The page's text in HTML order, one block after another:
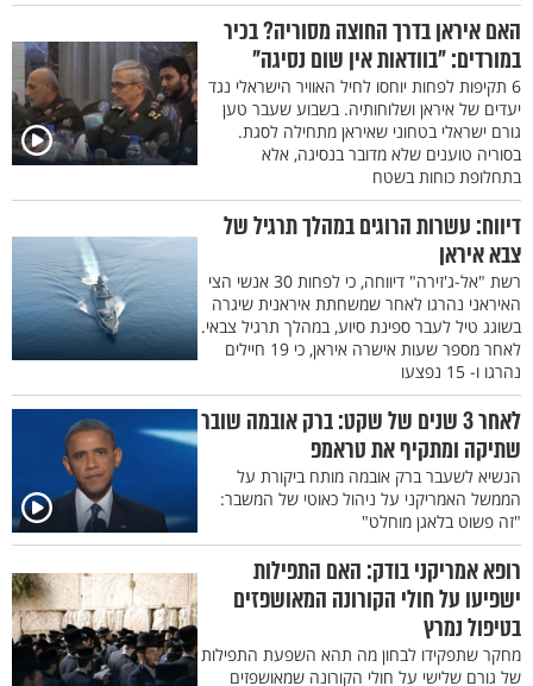
האם איראן בדרך החוצה מסוריה? בכיר
במורדים: "בוודאות אין שום נסיגה"
6 תקיפות לפחות יוחסו לחיל האוויר הישראלי נגד
יעדים של איראן ושלוחותיה. בשבוע שעבר טען
גורם ישראלי בטחוני שאיראן מתחילה לסגת.
בסוריה טוענים שלא מדובר בנסיגה, אלא
בתחלופת כוחות בשטח
דיווח: עשרות הרוגים במהלך תרגיל של
צבא איראן
רשת "אל-ג'זירה" דיווחה, כי לפחות 30 אנשי הצי
האיראני נהרגו לאחר שמשחתת איראנית שיגרה
בשוגג טיל לעבר ספינת סיוע, במהלך תרגיל צבאי.
לאחר מספר שעות אישרה איראן, כי 19 חיילים
נהרגו ו- 15 נפצעו
לאחר 3 שנים של שקט: ברק אובמה שובר
שתיקה ומתקיף את טראמפ
הנשיא לשעבר ברק אובמה מותח ביקורת על
הממשל האמריקני על ניהול כאוטי של המשבר:
"זה פשוט בלאגן מוחלט"
רופא אמריקני בודק: האם התפילות
ישפיעו על חולי הקורונה המאושפזים
בטיפול נמרץ
מחקר שתפקידו לבחון מה תהא השפעת התפילות
של גורם שלישי על חולי הקורונה שמאושפזים